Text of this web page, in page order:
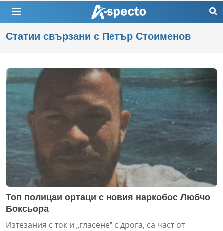
Статии свързани с Петър Стоименов
Топ полицаи ортаци с новия наркобос Любчо
Боксьора
Изтезания с ток и „гласене“ с дрога, са част от